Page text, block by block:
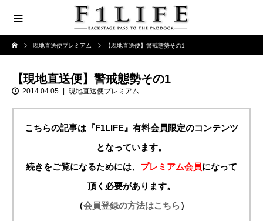
現地直送便プレミアム 【現地直送便】警戒態勢その1
【現地直送便】警戒態勢その1
2014.04.05 現地直送便プレミアム
こちらの記事は『F1LIFE』有料会員限定のコンテンツ
となっています。
続きをご覧になるためには、 プレミアム会員になって
頂く必要があります。
（会員登録の方法はこちら）